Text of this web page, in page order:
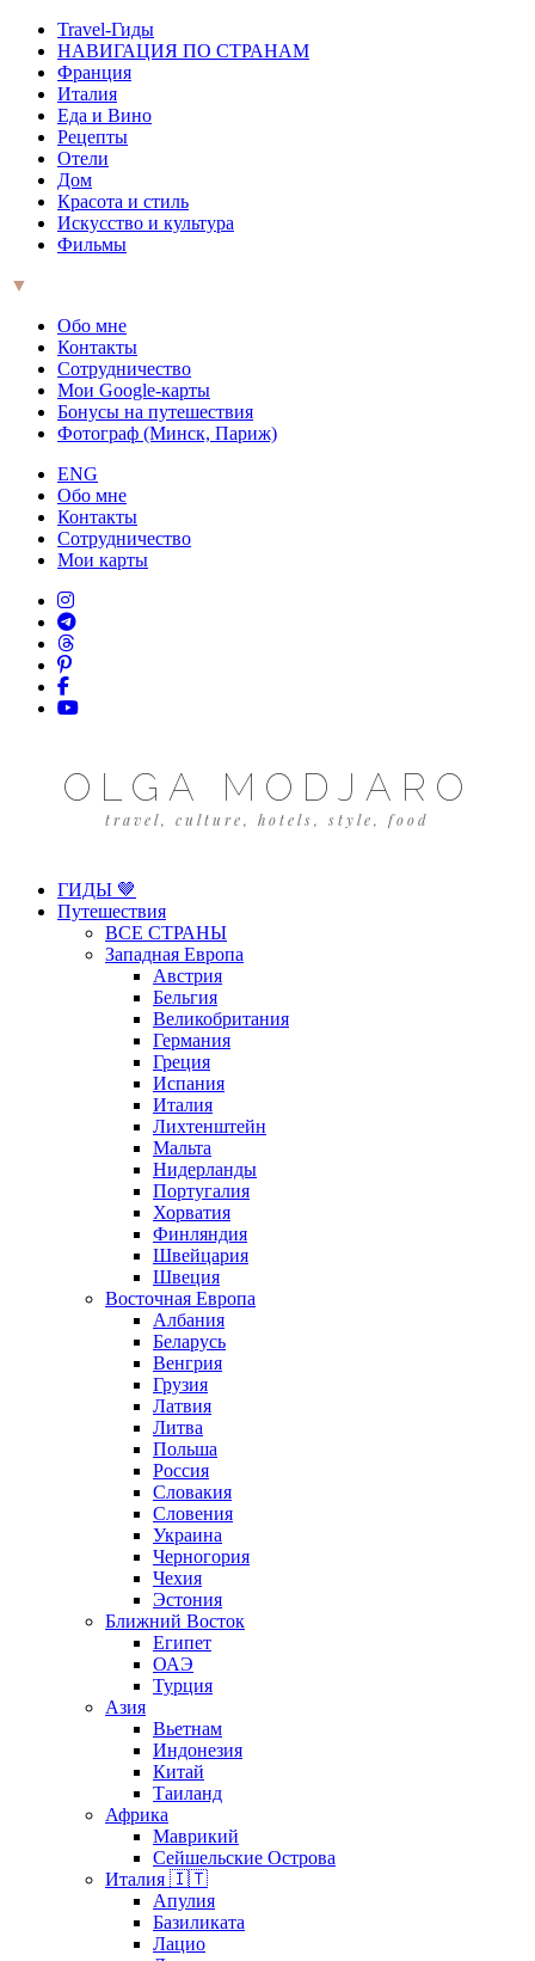
Travel-Гиды
НАВИГАЦИЯ ПО СТРАНАМ
Франция
Италия
Еда и Вино
Рецепты
Отели
Дом
Красота и стиль
Искусство и культура
Фильмы
▼
Обо мне
Контакты
Сотрудничество
Мои Google-карты
Бонусы на путешествия
Фотограф (Минск, Париж)
ENG
Обо мне
Контакты
Сотрудничество
Мои карты
OLGA MODJARO
travel, culture, hotels, style, food
ГИДЫ 🤎
Путешествия
ВСЕ СТРАНЫ
Западная Европа
Австрия
Бельгия
Великобритания
Германия
Греция
Испания
Италия
Лихтенштейн
Мальта
Нидерланды
Португалия
Хорватия
Финляндия
Швейцария
Швеция
Восточная Европа
Албания
Беларусь
Венгрия
Грузия
Латвия
Литва
Польша
Россия
Словакия
Словения
Украина
Черногория
Чехия
Эстония
Ближний Восток
Египет
ОАЭ
Турция
Азия
Вьетнам
Индонезия
Китай
Таиланд
Африка
Маврикий
Сейшельские Острова
Италия 🇮🇹
Апулия
Базиликата
Лацио